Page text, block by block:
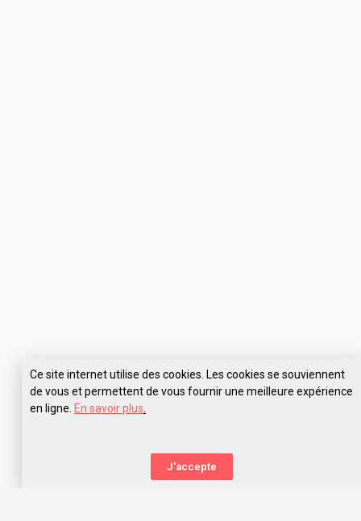
Ce site internet utilise des cookies. Les cookies se souviennent
de vous et permettent de vous fournir une meilleure expérience
en ligne. En savoir plus
J'accepte